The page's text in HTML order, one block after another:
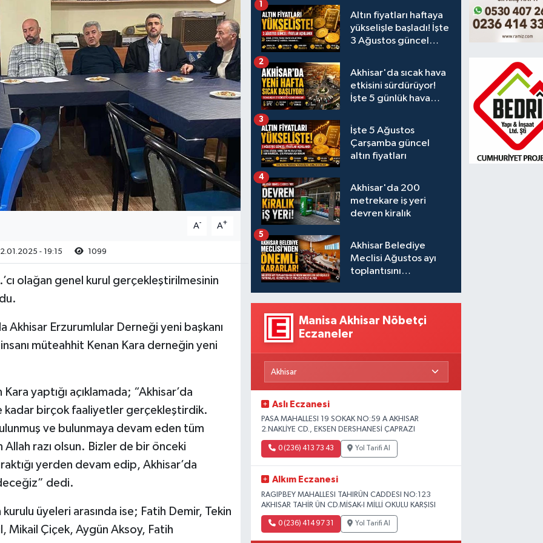
A- A+
- 19:15 1099
olağan genel kurul gerçekleştirilmesinin
Akhisar Erzurumlular Derneği yeni başkanı
müteahhit Kenan Kara derneğin yeni
yaptığı açıklamada; “Akhisar’da
kadar birçok faaliyetler gerçekleştirdik.
ve bulunmaya devam eden tüm
razı olsun. Bizler de bir önceki
yerden devam edip, Akhisar’da
dedi.
üyeleri arasında ise; Fatih Demir, Tekin
Mikail Çiçek, Aygün Aksoy, Fatih
Altın fiyatları haftaya
yükselişle başladı! İşte
3 Ağustos güncel
1
Akhisar'da sıcak hava
etkisini sürdürüyor!
İşte 5 günlük hava
2
İşte 5 Ağustos
Çarşamba güncel
altın fiyatları
3
Akhisar'da 200
metrekare iş yeri
devren kiralık
4
Akhisar Belediye
Meclisi Ağustos ayı
toplantısını
5
Manisa Akhisar Nöbetçi
Eczaneler
Aslı Eczanesi
PASA MAHALLESI 19 SOKAK NO:59 A AKHISAR
2.NAKLİYE CD., EKSEN DERSHANESİ ÇAPRAZI
0 (236) 413 73 43 Yol Tarifi Al
Alkım Eczanesi
RAGIPBEY MAHALLESI TAHIRÜN CADDESI NO:123
AKHISAR TAHİR ÜN CD.MİSAK-I MİLLİ OKULU KARŞISI
0 (236) 414 97 31 Yol Tarifi Al